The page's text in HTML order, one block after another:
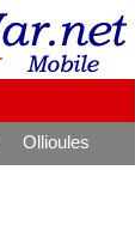
Ollioules